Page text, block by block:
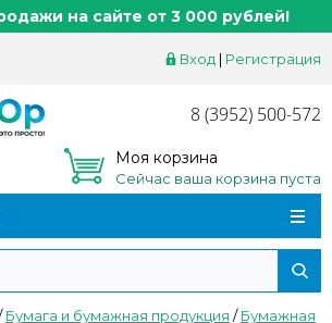
на сайте от 3 000 рублей!
Вход | Регистрация
8 (3952) 500-572
Моя корзина
Сейчас ваша корзина пуста
Бумага и бумажная продукция /Бумажная